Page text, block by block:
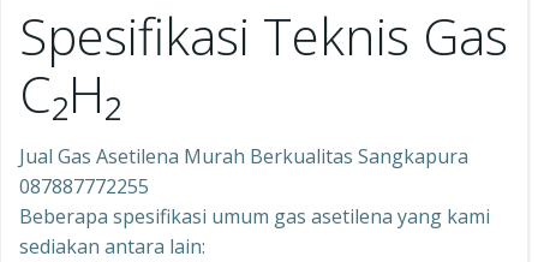
Spesifikasi Teknis Gas
C₂H₂
Jual Gas Asetilena Murah Berkualitas Sangkapura
087887772255
Beberapa spesifikasi umum gas asetilena yang kami
sediakan antara lain: